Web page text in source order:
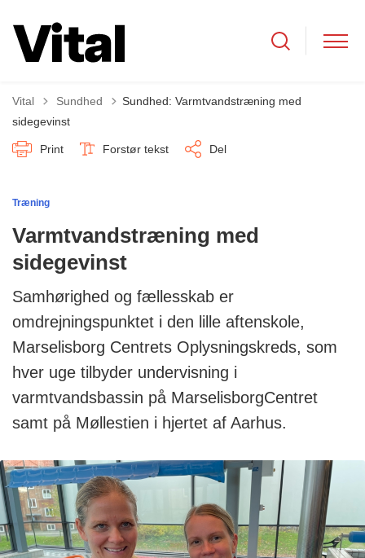
Vital Tilbage til
Sundhed
Sundhed: Varmtvandstræning med
sidegevinst
Print Forstør tekst Del
Træning
Varmtvandstræning med
sidegevinst
Samhørighed og fællesskab er
omdrejningspunktet i den lille aftenskole,
Marselisborg Centrets Oplysningskreds, som
hver uge tilbyder undervisning i
varmtvandsbassin på MarselisborgCentret
samt på Møllestien i hjertet af Aarhus.